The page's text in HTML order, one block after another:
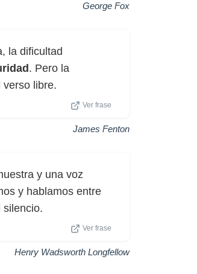
George Fox
la dificultad
. Pero la
verso libre.
Ver frase
James Fenton
y una voz
y hablamos entre
silencio.
Ver frase
Henry Wadsworth Longfellow